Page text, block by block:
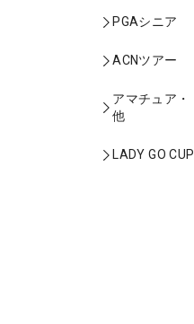
PGAシニア
ACNツアー
アマチュア・
他
LADY GO CUP